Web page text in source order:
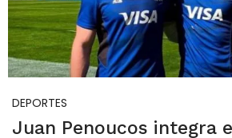
DEPORTES
Juan Penoucos integra